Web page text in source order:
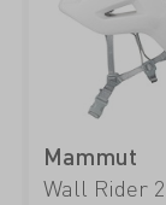
Mammut
Wall Rider